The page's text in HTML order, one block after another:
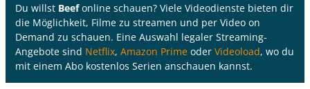
Du willst Beefonline schauen? Viele Videodienste bieten dir
die Möglichkeit, Filme zu streamen und per Video on
Demand zu schauen. Eine Auswahl legaler Streaming-
Angebote sind Netflix, Amazon Prime oder Videoload, wo du
mit einem Abo kostenlos Serien anschauen kannst.